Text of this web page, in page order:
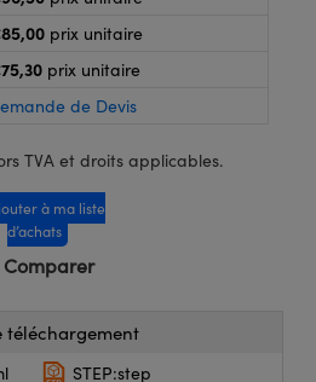
prix unitaire
prix unitaire
de Devis
TVA et droits applicables.
à ma liste
d’achats
Comparer
téléchargement
STEP:step